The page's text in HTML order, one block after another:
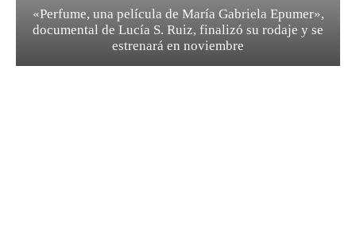
«Perfume, una película de María Gabriela Epumer»,
documental de Lucía S. Ruiz, finalizó su rodaje y se
estrenará en noviembre